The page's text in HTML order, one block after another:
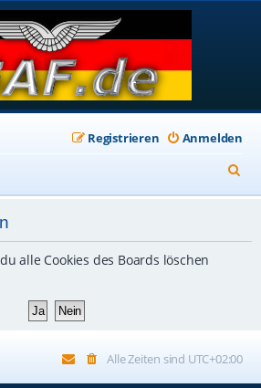
Anmelden
Registrieren
u
alle Cookies des Boards löschen
Alle Zeiten sind UTC+02:00